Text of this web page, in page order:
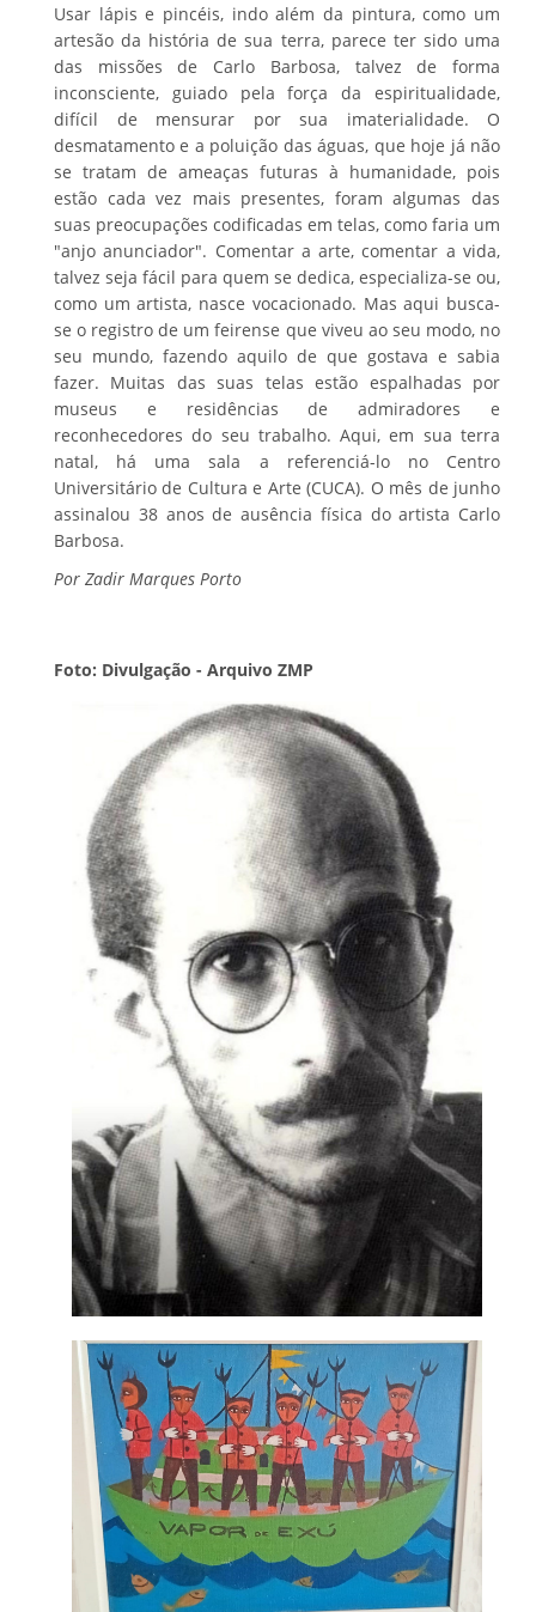
Usar lápis e pincéis, indo além da pintura, como um
artesão da história de sua terra, parece ter sido uma
das missões de Carlo Barbosa, talvez de forma
inconsciente, guiado pela força da espiritualidade,
difícil de mensurar por sua imaterialidade. O
desmatamento e a poluição das águas, que hoje já não
se tratam de ameaças futuras à humanidade, pois
estão cada vez mais presentes, foram algumas das
suas preocupações codificadas em telas, como faria um
"anjo anunciador". Comentar a arte, comentar a vida,
talvez seja fácil para quem se dedica, especializa-se ou,
como um artista, nasce vocacionado. Mas aqui busca-
se o registro de um feirense que viveu ao seu modo, no
seu mundo, fazendo aquilo de que gostava e sabia
fazer. Muitas das suas telas estão espalhadas por
museus e residências de admiradores e
reconhecedores do seu trabalho. Aqui, em sua terra
natal, há uma sala a referenciá-lo no Centro
Universitário de Cultura e Arte (CUCA). O mês de junho
assinalou 38 anos de ausência física do artista Carlo
Barbosa.
Por Zadir Marques Porto
Foto: Divulgação - Arquivo ZMP